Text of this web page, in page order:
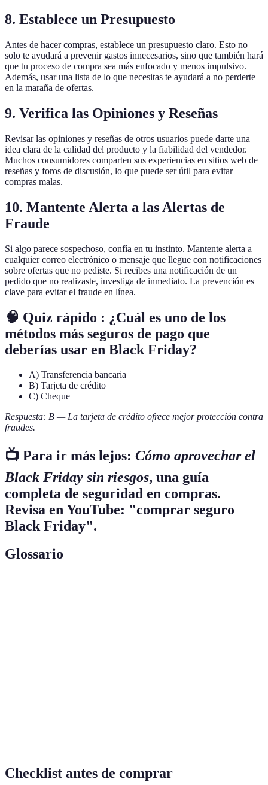
8. Establece un Presupuesto
Antes de hacer compras, establece un presupuesto claro. Esto no
solo te ayudará a prevenir gastos innecesarios, sino que también hará
que tu proceso de compra sea más enfocado y menos impulsivo.
Además, usar una lista de lo que necesitas te ayudará a no perderte
en la maraña de ofertas.
9. Verifica las Opiniones y Reseñas
Revisar las opiniones y reseñas de otros usuarios puede darte una
idea clara de la calidad del producto y la fiabilidad del vendedor.
Muchos consumidores comparten sus experiencias en sitios web de
reseñas y foros de discusión, lo que puede ser útil para evitar
compras malas.
10. Mantente Alerta a las Alertas de
Fraude
Si algo parece sospechoso, confía en tu instinto. Mantente alerta a
cualquier correo electrónico o mensaje que llegue con notificaciones
sobre ofertas que no pediste. Si recibes una notificación de un
pedido que no realizaste, investiga de inmediato. La prevención es
clave para evitar el fraude en línea.
🧠 Quiz rápido : ¿Cuál es uno de los
métodos más seguros de pago que
deberías usar en Black Friday?
A) Transferencia bancaria
B) Tarjeta de crédito
C) Cheque
Respuesta: B — La tarjeta de crédito ofrece mejor protección contra
fraudes.
📺 Para ir más lejos: Cómo aprovechar el
Black Friday sin riesgos, una guía
completa de seguridad en compras.
Revisa en YouTube: "comprar seguro
Black Friday".
Glossario
Checklist antes de comprar